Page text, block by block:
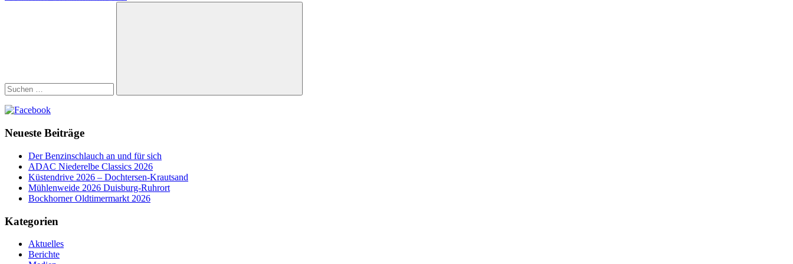
Suchen
Neueste Beiträge
Der Benzinschlauch an und für sich
ADAC Niederelbe Classics 2026
Küstendrive 2026 – Dochtersen-Krautsand
Mühlenweide 2026 Duisburg-Ruhrort
Bockhorner Oldtimermarkt 2026
Kategorien
Aktuelles
Berichte